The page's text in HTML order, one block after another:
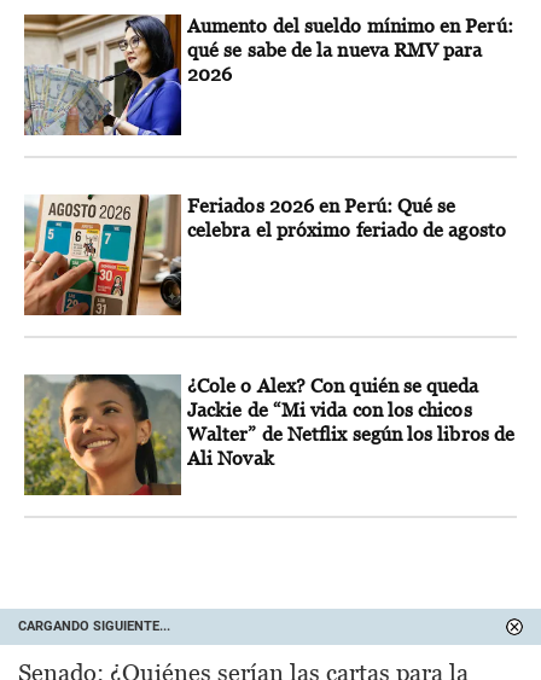
Aumento del sueldo mínimo en Perú:
qué se sabe de la nueva RMV para
2026
Feriados 2026 en Perú: Qué se
celebra el próximo feriado de agosto
¿Cole o Alex? Con quién se queda
Jackie de “Mi vida con los chicos
Walter” de Netflix según los libros de
Ali Novak
CARGANDO SIGUIENTE...
Senado: ¿Quiénes serían las cartas para la